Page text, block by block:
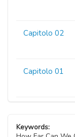
Capitolo 02
Capitolo 01
Keywords: